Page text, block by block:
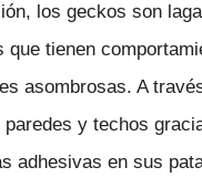
los geckos son
que tienen
asombrosas. A
paredes y techos
adhesivas en sus